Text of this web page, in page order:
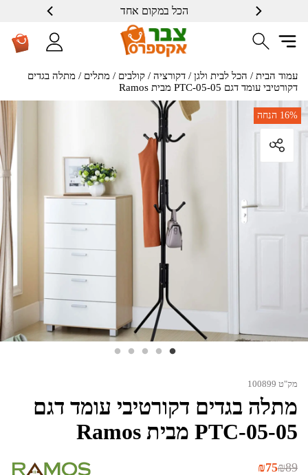
הכל במקום אחד
עמוד הבית / הכל לבית ולגן / דקורציה / קולבים / מתלים / מתלה בגדים
דקורטיבי עומד דגם PTC-05-05 מבית Ramos
16% הנחה
מק"ט 100899
מתלה בגדים דקורטיבי עומד דגם
PTC-05-05 מבית Ramos
₪89
המחיר₪75
המחיר